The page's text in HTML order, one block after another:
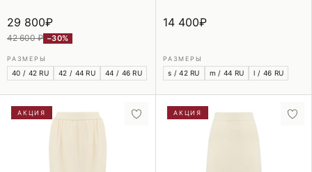
29 800₽
42 600 ₽ −30%
РАЗМЕРЫ
40 / 42 RU 42 / 44 RU 44 / 46 RU
14 400₽
РАЗМЕРЫ
s / 42 RU m / 44 RU l / 46 RU
АКЦИЯ АКЦИЯ